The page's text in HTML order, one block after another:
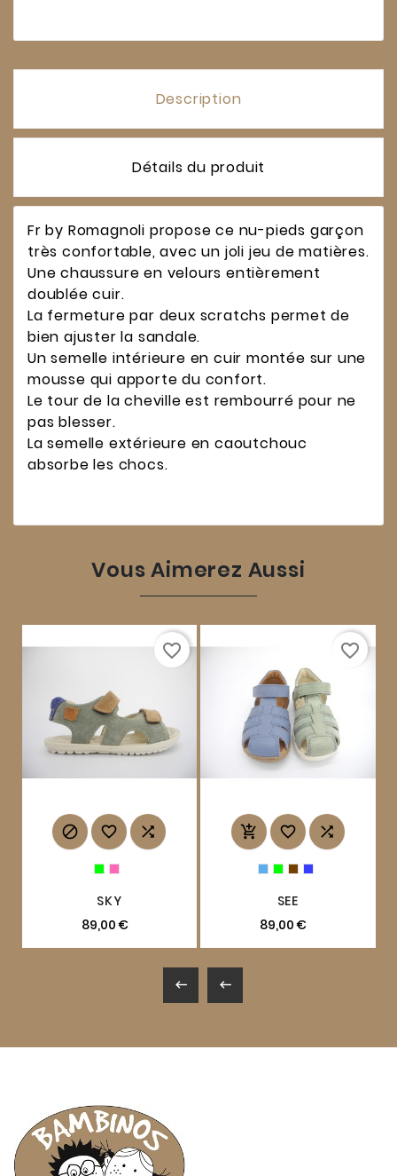
Description
Détails du produit
Fr by Romagnoli propose ce nu-pieds garçon
très confortable, avec un joli jeu de matières.
Une chaussure en velours entièrement
doublée cuir.
La fermeture par deux scratchs permet de
bien ajuster la sandale.
Un semelle intérieure en cuir montée sur une
mousse qui apporte du confort.
Le tour de la cheville est rembourré pour ne
pas blesser.
La semelle extérieure en caoutchouc
absorbe les chocs.
Vous Aimerez Aussi
  
SKY
89,00 €
favorite_border
  
SEE
89,00 €
favorite_border
 